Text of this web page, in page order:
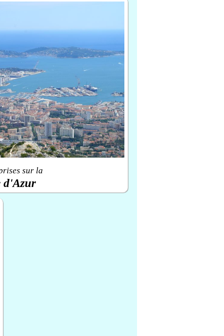
sur la
d'Azur